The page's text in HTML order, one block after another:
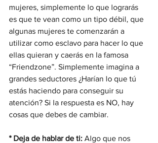
mujeres, simplemente lo que lograrás
es que te vean como un tipo débil, que
algunas mujeres te comenzarán a
utilizar como esclavo para hacer lo que
ellas quieran y caerás en la famosa
“Friendzone”. Simplemente imagina a
grandes seductores ¿Harían lo que tú
estás haciendo para conseguir su
atención? Si la respuesta es NO, hay
cosas que debes de cambiar.
* Deja de hablar de ti: Algo que nos